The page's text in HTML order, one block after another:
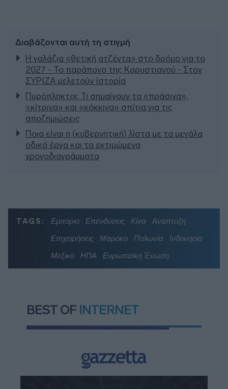
Διαβάζονται αυτή τη στιγμή
Η γαλάζια «θετική ατζέντα» στο δρόμο για το
2027 - Το παράπονο της Καρυστιανού - Στον
ΣΥΡΙΖΑ μελετούν Ιστορία
Πυρόπληκτοι: Τι σημαίνουν τα «πράσινα»,
«κίτρινα» και «κόκκινα» σπίτια για τις
αποζημιώσεις
Ποια είναι η (κυβερνητική) λίστα με τα μεγάλα
οδικά έργα και τα εκτιμώμενα
χρονοδιαγράμματα
TAGS: Εμπόριο Επενδύσεις Κίνα
Ανάπτυξη
Επιχειρήσεις
Μαρόκο Πολωνία
Ινδονησία
Μεξικό
ΗΠΑ Ευρωπαϊκή Ένωση
BEST OF INTERNET